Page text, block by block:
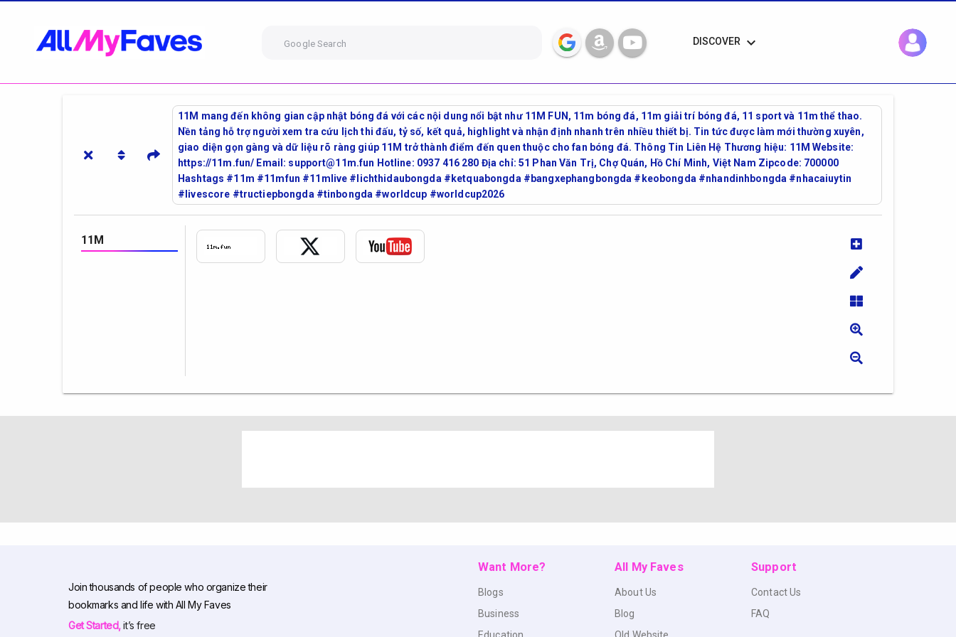
Google Search DISCOVER keyboard_arrow_down
11M mang đến không gian cập nhật bóng đá với các nội dung nổi bật như 11M FUN, 11m bóng đá, 11m giải trí bóng đá, 11 sport và 11m thể thao.
Nền tảng hỗ trợ người xem tra cứu lịch thi đấu, tỷ số, kết quả, highlight và nhận định nhanh trên nhiều thiết bị. Tin tức được làm mới thường xuyên,
giao diện gọn gàng và dữ liệu rõ ràng giúp 11M trở thành điểm đến quen thuộc cho fan bóng đá. Thông Tin Liên Hệ Thương hiệu: 11M Website:
https://11m.fun/ Email: support@11m.fun Hotline: 0937 416 280 Địa chỉ: 51 Phan Văn Trị, Chợ Quán, Hồ Chí Minh, Việt Nam Zipcode: 700000
Hashtags #11m #11mfun #11mlive #lichthidaubongda #ketquabongda #bangxephangbongda #keobongda #nhandinhbongda #nhacaiuytin
#livescore #tructiepbongda #tinbongda #worldcup #worldcup2026
11M
Join thousands of people who organize their
bookmarks and life with All My Faves
Get Started,it’s free
Want More?
Blogs
Business
Education
All My Faves
About Us
Blog
Old Website
Support
Contact Us
FAQ